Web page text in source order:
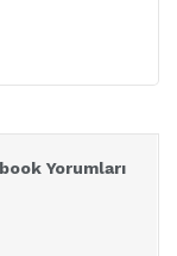
Yorumları